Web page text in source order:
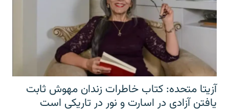
آزیتا متحده: کتاب خاطرات زندان مهوش ثابت
یافتن آزادی در اسارت و نور در تاریکی است